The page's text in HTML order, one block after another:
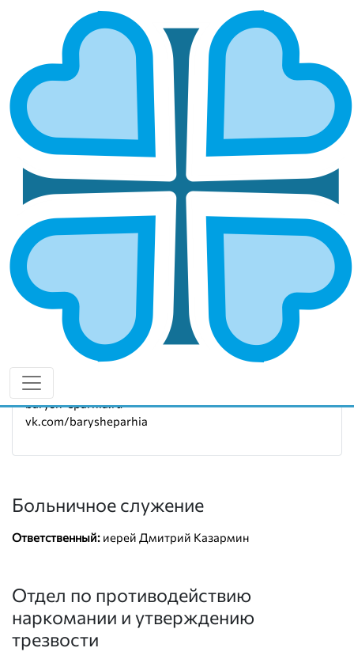
БАРЫШСКАЯ И ИНЗЕНСКАЯ
ГЛАВНАЯ МИТРОПОЛИИ БАРЫШСКАЯ И ИНЗЕНСКАЯ
Епархией управляет епископ Барышский и
Инзенский Ириней
ОСНОВНЫЕ НАПРАВЛЕНИЯ
РАБОТЫ
Социальное служение
Социальный отдел епархии
Руководитель:
7 (927) 806-74-01
barysh-eparhia.ru
vk.com/barysheparhia
Больничное служение
Ответственный: иерей Дмитрий Казармин
Отдел по противодействию
наркомании и утверждению
трезвости